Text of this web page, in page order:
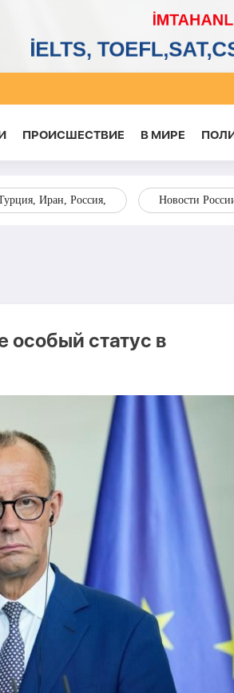
ПРОИСШЕСТВИЕ В МИРЕ
Иран, Россия, Новости
статус в